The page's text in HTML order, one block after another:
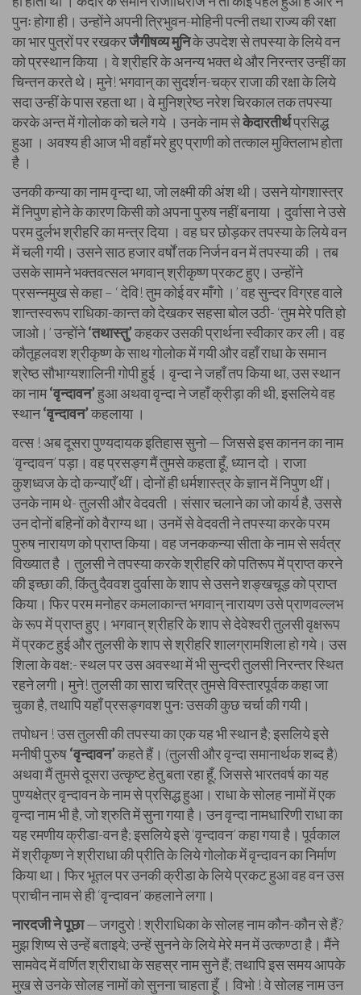
पुनः होगा ही। उन्होंने अपनी त्रिभुवन-मोहिनी पत्नी तथा राज्य की रक्षा
का भार पुत्रों पर रखकरजैगीषव्य मुनिके उपदेश से तपस्या के लिये वन
को प्रस्थान किया । वे श्रीहरि के अनन्य भक्त थे और निरन्तर उन्हीं का
चिन्तन करते थे। मुने! भगवान् का सुदर्शन-चक्र राजा की रक्षा के लिये
सदा उन्हीं के पास रहता था। वे मुनिश्रेष्ठ नरेश चिरकाल तक तपस्या
करके अन्त में गोलोक को चले गये । उनके नाम सेकेदारतीर्थप्रसिद्ध
हुआ । अवश्य ही आज भी वहाँ मरे हुए प्राणी को तत्काल मुक्तिलाभ होता
है ।
उनकी कन्या का नाम वृन्दा था, जो लक्ष्मी की अंश थी। उसने योगशास्त्र
में निपुण होने के कारण किसी को अपना पुरुष नहीं बनाया । दुर्वासा ने उसे
परम दुर्लभ श्रीहरि का मन्त्र दिया । वह घर छोड़कर तपस्या के लिये वन
में चली गयी। उसने साठ हजार वर्षों तक निर्जन वन में तपस्या की । तब
उसके सामने भक्तवत्सल भगवान् श्रीकृष्ण प्रकट हुए। उन्होंने
प्रसन्नमुख से कहा – ‘ देवि! तुम कोई वर माँगो ।’ वह सुन्दर विग्रह वाले
शान्तस्वरूप राधिका-कान्त को देखकर सहसा बोल उठी- ‘तुम मेरे पति हो
जाओ।’ उन्होंने‘तथास्तु’कहकर उसकी प्रार्थना स्वीकार कर ली। वह
कौतूहलवश श्रीकृष्ण के साथ गोलोक में गयी और वहाँ राधा के समान
श्रेष्ठ सौभाग्यशालिनी गोपी हुई । वृन्दा ने जहाँ तप किया था, उस स्थान
का नाम‘वृन्दावन’हुआ अथवा वृन्दा ने जहाँ क्रीड़ा की थी, इसलिये वह
स्थान‘वृन्दावन’कहलाया ।
वत्स ! अब दूसरा पुण्यदायक इतिहास सुनो — जिससे इस कानन का नाम
‘वृन्दावन’ पड़ा। वह प्रसङ्ग मैं तुमसे कहता हूँ, ध्यान दो । राजा
कुशध्वज के दो कन्याएँ थीं। दोनों ही धर्मशास्त्र के ज्ञान में निपुण थीं।
उनके नाम थे- तुलसी और वेदवती । संसार चलाने का जो कार्य है, उससे
उन दोनों बहिनों को वैराग्य था। उनमें से वेदवती ने तपस्या करके परम
पुरुष नारायण को प्राप्त किया। वह जनककन्या सीता के नाम से सर्वत्र
विख्यात है । तुलसी ने तपस्या करके श्रीहरि को पतिरूप में प्राप्त करने
की इच्छा की, किंतु दैववश दुर्वासा के शाप से उसने शङ्खचूड़ को प्राप्त
किया। फिर परम मनोहर कमलाकान्त भगवान् नारायण उसे प्राणवल्लभ
के रूप में प्राप्त हुए। भगवान् श्रीहरि के शाप से देवेश्वरी तुलसी वृक्षरूप
में प्रकट हुई और तुलसी के शाप से श्रीहरि शालग्रामशिला हो गये। उस
शिला के वक्ष:- स्थल पर उस अवस्था में भी सुन्दरी तुलसी निरन्तर स्थित
रहने लगी। मुने! तुलसी का सारा चरित्र तुमसे विस्तारपूर्वक कहा जा
चुका है, तथापि यहाँ प्रसङ्गवश पुनः उसकी कुछ चर्चा की गयी।
तपोधन ! उस तुलसी की तपस्या का एक यह भी स्थान है; इसलिये इसे
मनीषी पुरुष‘वृन्दावन’कहते हैं। (तुलसी और वृन्दा समानार्थक शब्द है)
अथवा मैं तुमसे दूसरा उत्कृष्ट हेतु बता रहा हूँ, जिससे भारतवर्ष का यह
पुण्यक्षेत्र वृन्दावन के नाम से प्रसिद्ध हुआ। राधा के सोलह नामों में एक
वृन्दा नाम भी है, जो श्रुति में सुना गया है। उन वृन्दा नामधारिणी राधा का
यह रमणीय क्रीडा-वन है; इसलिये इसे ‘वृन्दावन’ कहा गया है। पूर्वकाल
में श्रीकृष्ण ने श्रीराधा की प्रीति के लिये गोलोक में वृन्दावन का निर्माण
किया था। फिर भूतल पर उनकी क्रीडा के लिये प्रकट हुआ वह वन उस
प्राचीन नाम से ही ‘वृन्दावन’ कहलाने लगा।
नारदजी ने पूछा— जगदुरो ! श्रीराधिका के सोलह नाम कौन-कौन से हैं?
मुझ शिष्य से उन्हें बताइये; उन्हें सुनने के लिये मेरे मन में उत्कण्ठा है। मैंने
सामवेद में वर्णित श्रीराधा के सहस्र नाम सुने हैं; तथापि इस समय आपके
मुख से उनके सोलह नामों को सुनना चाहता हूँ । विभो ! वे सोलह नाम उन